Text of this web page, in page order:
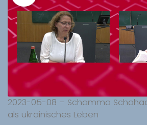
2023-05-08 – Schamma
als ukrainisches Leben